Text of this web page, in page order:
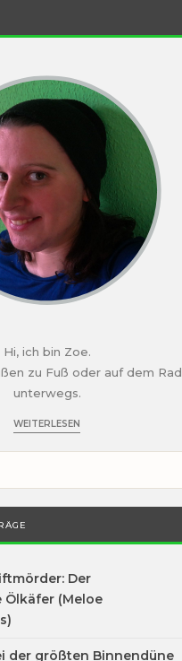
Hi, ich bin Zoe.
zu Fuß oder auf dem Rad
unterwegs.
WEITERLESEN
Der
Ölkäfer (Meloe
der größten Binnendüne